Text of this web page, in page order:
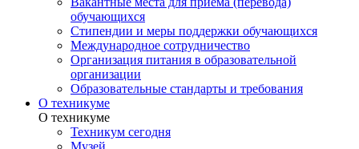
обучающихся
Стипендии и меры поддержки обучающихся
Международное сотрудничество
Организация питания в образовательной
организации
Образовательные стандарты и требования
О техникуме
О техникуме
Техникум сегодня
Музей